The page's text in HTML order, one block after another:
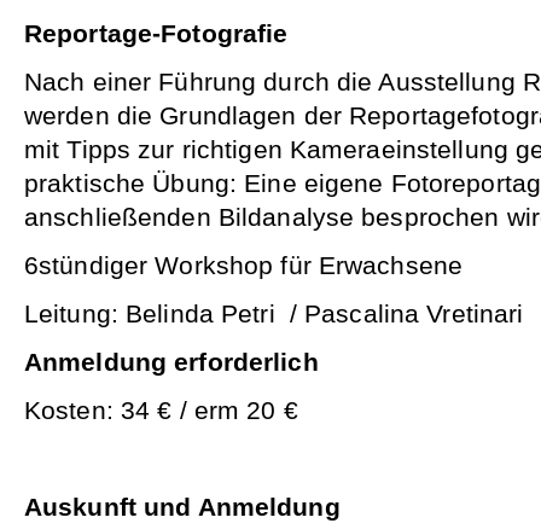
Reportage-Fotografie
Nach einer Führung durch die Ausstellung
werden die Grundlagen der
mit Tipps zur richtigen Kameraeinstellung
praktische Übung: Eine eigene
anschließenden Bildanalyse besprochen
6stündiger Workshop für Erwachsene
Leitung: Belinda Petri / Pascalina Vretinari
Anmeldung erforderlich
Kosten: 34 € / erm 20 €
Auskunft und Anmeldung